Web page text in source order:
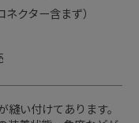
ネクター含まず）
い付けてあります。